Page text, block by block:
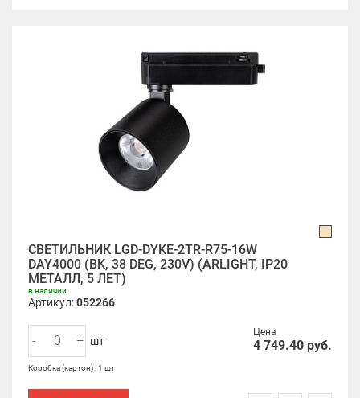
СВЕТИЛЬНИК LGD-DYKE-2TR-R75-16W
DAY4000 (BK, 38 DEG, 230V) (ARLIGHT, IP20
МЕТАЛЛ, 5 ЛЕТ)
в наличии
Артикул:052266
Цена
4 749.40 руб.
- + шт
Коробка (картон) : 1 шт